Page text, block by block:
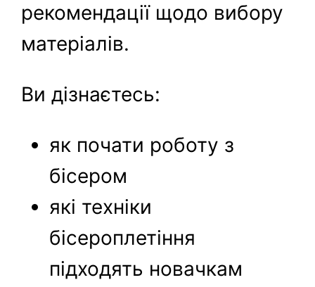
рекомендації щодо вибору
матеріалів.
Ви дізнаєтесь:
як почати роботу з
бісером
які техніки
бісероплетіння
підходять новачкам